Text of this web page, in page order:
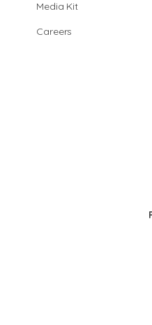
Media Kit
Careers